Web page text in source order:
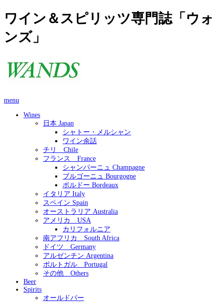
ワイン＆スピリッツ専門誌「ウォ
ンズ」
menu
Wines
日本 Japan
シャトー・メルシャン
ワイン余話
チリ Chile
フランス France
シャンパーニュ Champagne
ブルゴーニュ Bourgogne
ボルドー Bordeaux
イタリア Italy
スペイン Spain
オーストラリア Australia
アメリカ USA
カリフォルニア
南アフリカ South Africa
ドイツ Germany
アルゼンチン Argentina
ポルトガル Portugal
その他 Others
Beer
Spirits
オールドパー